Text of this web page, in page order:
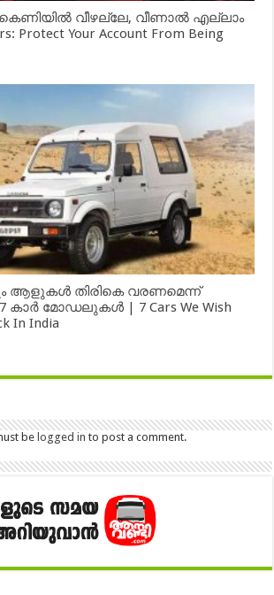
വീഴല്ലേ, വീണാൽ എല്ലാം
Protect Your Account From Being
ആളുകൾ തിരികെ വരണമെന്ന്
മോഡലുകൾ | 7 Cars We Wish
In India
belogged in to post a comment.